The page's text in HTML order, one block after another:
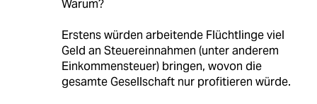
Warum?
Erstens würden arbeitende Flüchtlinge viel
Geld an Steuereinnahmen (unter anderem
Einkommensteuer) bringen, wovon die
gesamte Gesellschaft nur profitieren würde.